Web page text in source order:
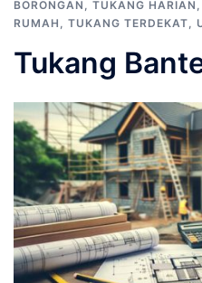
BORONGAN , TUKANG HARIAN ,
RUMAH , TUKANG TERDEKAT,
Tukang